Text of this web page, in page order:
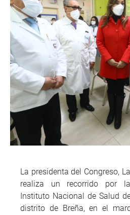
La presidenta del Congreso,
realiza un recorrido por
Instituto Nacional de Salud
distrito de Breña, en el